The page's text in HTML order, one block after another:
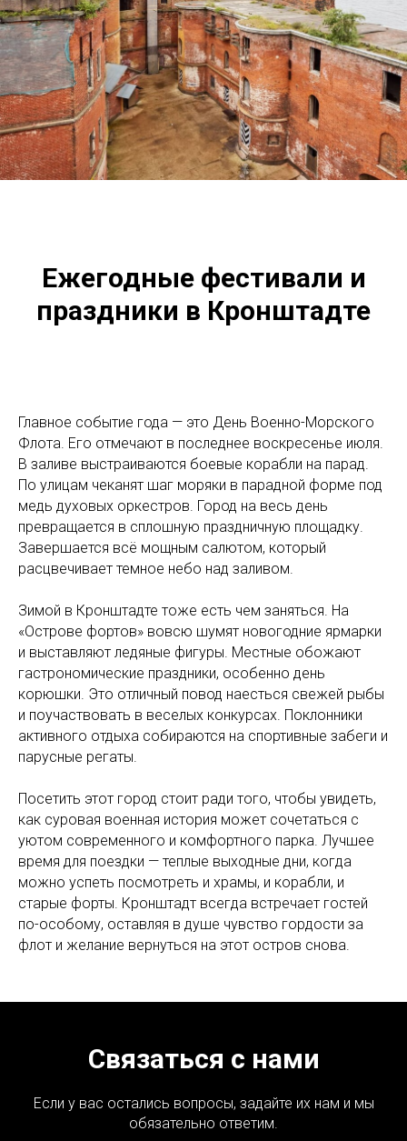
Ежегодные фестивали и
праздники в Кронштадте
Главное событие года — это День Военно-Морского
Флота. Его отмечают в последнее воскресенье июля.
В заливе выстраиваются боевые корабли на парад.
По улицам чеканят шаг моряки в парадной форме под
медь духовых оркестров. Город на весь день
превращается в сплошную праздничную площадку.
Завершается всё мощным салютом, который
расцвечивает темное небо над заливом.
Зимой в Кронштадте тоже есть чем заняться. На
«Острове фортов» вовсю шумят новогодние ярмарки
и выставляют ледяные фигуры. Местные обожают
гастрономические праздники, особенно день
корюшки. Это отличный повод наесться свежей рыбы
и поучаствовать в веселых конкурсах. Поклонники
активного отдыха собираются на спортивные забеги и
парусные регаты.
Посетить этот город стоит ради того, чтобы увидеть,
как суровая военная история может сочетаться с
уютом современного и комфортного парка. Лучшее
время для поездки — теплые выходные дни, когда
можно успеть посмотреть и храмы, и корабли, и
старые форты. Кронштадт всегда встречает гостей
по-особому, оставляя в душе чувство гордости за
флот и желание вернуться на этот остров снова.
Связаться с нами
Если у вас остались вопросы, задайте их нам и мы
обязательно ответим.